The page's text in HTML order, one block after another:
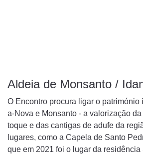
Aldeia de Monsanto /
O Encontro procura ligar o património
a-Nova e Monsanto - a valorização
toque e das cantigas de adufe da
lugares, como a Capela de Santo
que em 2021 foi o lugar da residência